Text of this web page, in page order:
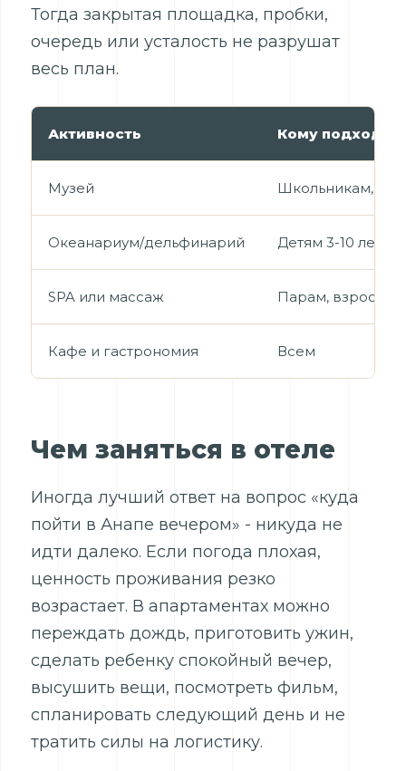
Тогда закрытая площадка, пробки,
очередь или усталость не разрушат
весь план.
Активность Кому подходит
Музей Школьникам,
Океанариум/дельфинарий Детям 3-10 лет
SPA или массаж Парам, взрослым
Кафе и гастрономия Всем
Чем заняться в отеле
Иногда лучший ответ на вопрос «куда
пойти в Анапе вечером» - никуда не
идти далеко. Если погода плохая,
ценность проживания резко
возрастает. В апартаментах можно
переждать дождь, приготовить ужин,
сделать ребенку спокойный вечер,
высушить вещи, посмотреть фильм,
спланировать следующий день и не
тратить силы на логистику.